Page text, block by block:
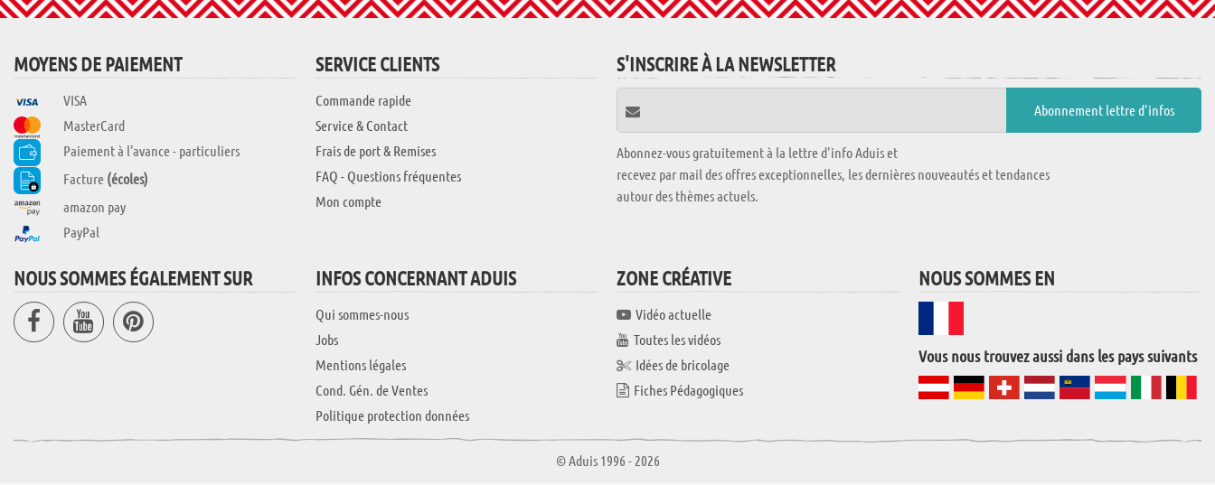
MOYENS DE PAIEMENT
VISA
MasterCard
Paiement à l'avance - particuliers
Facture (écoles)
amazon pay
PayPal
SERVICE CLIENTS
Commande rapide
Service & Contact
Frais de port & Remises
FAQ - Questions fréquentes
Mon compte
S'INSCRIRE À LA NEWSLETTER
Abonnez-vous gratuitement à la lettre d'info Aduis et
recevez par mail des offres exceptionnelles, les dernières nouveautés et tendances
autour des thèmes actuels.
NOUS SOMMES ÉGALEMENT SUR INFOS CONCERNANT ADUIS
Qui sommes-nous
Jobs
Mentions légales
Cond. Gén. de Ventes
Politique protection données
ZONE CRÉATIVE
Vidéo actuelle
Toutes les vidéos
Idées de bricolage
Fiches Pédagogiques
NOUS SOMMES EN
Vous nous trouvez aussi dans les pays suivants
© Aduis 1996 - 2026